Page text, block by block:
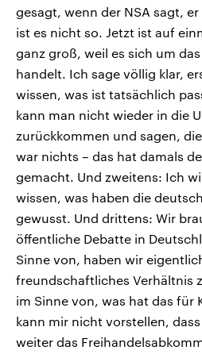
gesagt, wenn der NSA sagt,
ist es nicht so. Jetzt ist auf
ganz groß, weil es sich um
handelt. Ich sage völlig klar,
wissen, was ist tatsächlich
kann man nicht wieder in die
zurückkommen und sagen,
war nichts – das hat damals
gemacht. Und zweitens: Ich
wissen, was haben die
gewusst. Und drittens: Wir
öffentliche Debatte in
Sinne von, haben wir
freundschaftliches Verhältnis
im Sinne von, was hat das für
kann mir nicht vorstellen,
weiter das